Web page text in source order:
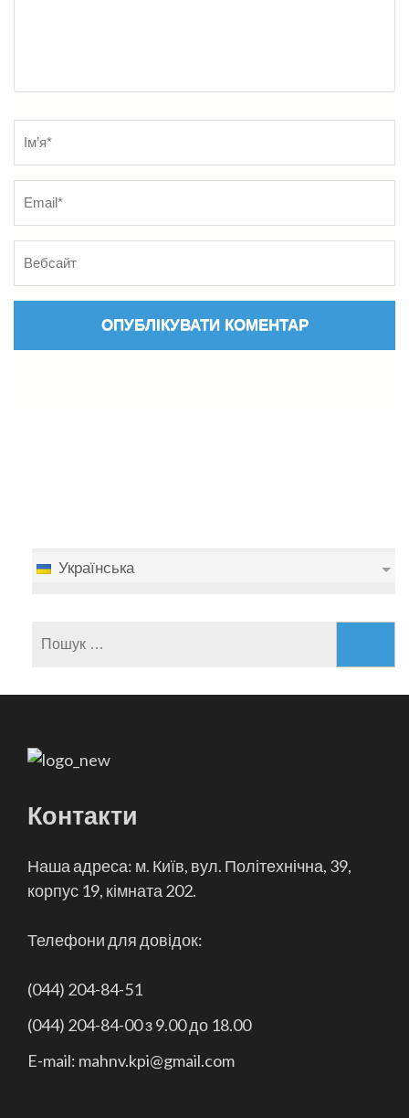
Українська
Контакти
Наша адреса: м. Київ, вул. Політехнічна, 39,
корпус 19, кімната 202.
Телефони для довідок:
(044) 204-84-51
(044) 204-84-00 з 9.00 до 18.00
E-mail: mahnv.kpi@gmail.com